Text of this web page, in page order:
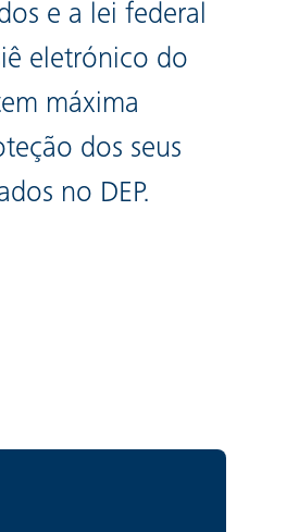
e a lei federal
eletrónico do
máxima
dos seus
no DEP.